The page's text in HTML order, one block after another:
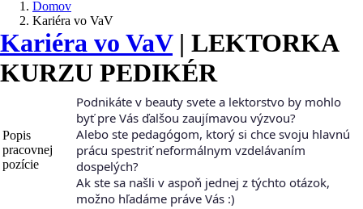
Domov
Kariéra vo VaV
Kariéra vo VaV| LEKTORKA
KURZU PEDIKÉR
Popis
pracovnej
pozície
Podnikáte v beauty svete a lektorstvo by mohlo
byť pre Vás ďalšou zaujímavou výzvou?
Alebo ste pedagógom, ktorý si chce svoju hlavnú
prácu spestriť neformálnym vzdelávaním
dospelých?
Ak ste sa našli v aspoň jednej z týchto otázok,
možno hľadáme práve Vás :)